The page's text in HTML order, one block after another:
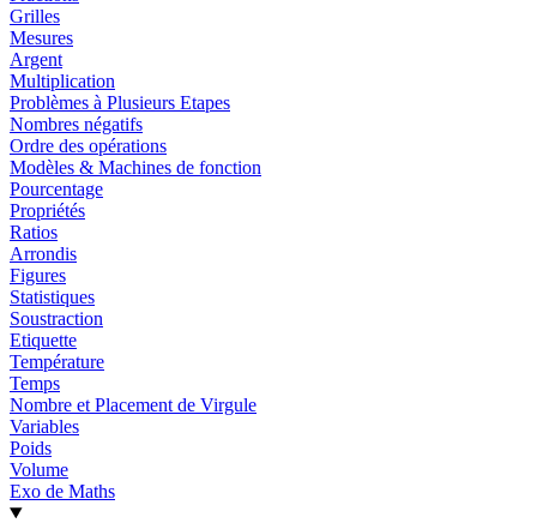
Grilles
Mesures
Argent
Multiplication
Problèmes à Plusieurs Etapes
Nombres négatifs
Ordre des opérations
Modèles & Machines de fonction
Pourcentage
Propriétés
Ratios
Arrondis
Figures
Statistiques
Soustraction
Etiquette
Température
Temps
Nombre et Placement de Virgule
Variables
Poids
Volume
Exo de Maths